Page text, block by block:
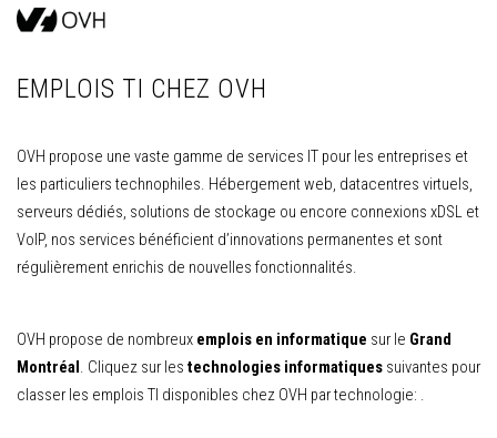
EMPLOIS TI CHEZ OVH
OVH propose une vaste gamme de services IT pour les entreprises et
les particuliers technophiles. Hébergement web, datacentres virtuels,
serveurs dédiés, solutions de stockage ou encore connexions xDSL et
VoIP, nos services bénéficient d’innovations permanentes et sont
régulièrement enrichis de nouvelles fonctionnalités.
OVH propose de nombreux emplois en informatique sur le Grand
Montréal. Cliquez sur les technologies informatiquessuivantes pour
classer les emplois TI disponibles chez OVH par technologie: .